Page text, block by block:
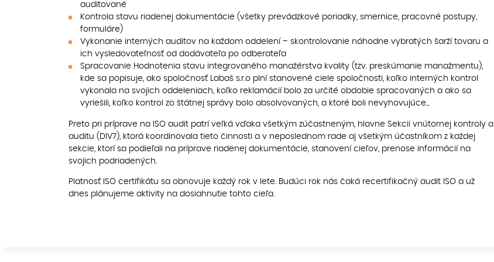
auditované
Kontrola stavu riadenej dokumentácie (všetky prevádzkové poriadky, smernice, pracovné postupy,
formuláre)
Vykonanie interných auditov na každom oddelení – skontrolovanie náhodne vybratých šarží tovaru a
ich vysledovateľnosť od dodávateľa po odberateľa
Spracovanie Hodnotenia stavu integrovaného manažérstva kvality (tzv. preskúmanie manažmentu),
kde sa popisuje, ako spoločnosť Labaš s.r.o plní stanovené ciele spoločnosti, koľko interných kontrol
vykonala na svojich oddeleniach, koľko reklamácií bolo za určité obdobie spracovaných a ako sa
vyriešili, koľko kontrol zo štátnej správy bolo absolvovaných, a ktoré boli nevyhovujúce...
Preto pri príprave na ISO audit patrí veľká vďaka všetkým zúčastneným, hlavne Sekcii vnútornej kontroly a
auditu (DIV7), ktorá koordinovala tieto činnosti a v neposlednom rade aj všetkým účastníkom z každej
sekcie, ktorí sa podieľali na príprave riadenej dokumentácie, stanovení cieľov, prenose informácií na
svojich podriadených.
Platnosť ISO certifikátu sa obnovuje každý rok v lete. Budúci rok nás čaká recertifikačný audit ISO a už
dnes plánujeme aktivity na dosiahnutie tohto cieľa.